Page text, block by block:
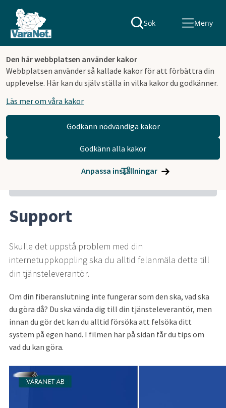
Den här webbplatsen använder kakor
Webbplatsen använder så kallade kakor för att förbättra din
upplevelse. Här kan du själv ställa in vilka kakor du godkänner.
Läs mer om våra kakor
Godkänn nödvändiga kakor
Godkänn alla kakor
Anpassa inställningar
Sök Meny
VaraNet AB Support
Support
Skulle det uppstå problem med din
internetuppkoppling ska du alltid felanmäla detta till
din tjänsteleverantör.
Om din fiberanslutning inte fungerar som den ska, vad ska
du göra då? Du ska vända dig till din tjänsteleverantör, men
innan du gör det kan du alltid försöka att felsöka ditt
system på egen hand. I filmen här på sidan får du tips om
vad du kan göra.